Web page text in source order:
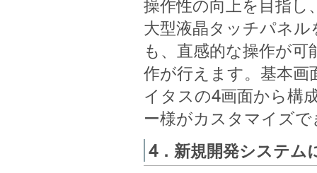
操作性の向上を目指
大型液晶タッチパネ
も、直感的な操作が
作が行えます。基本
イタスの4画面から構
ー様がカスタマイズ
4．新規開発システム